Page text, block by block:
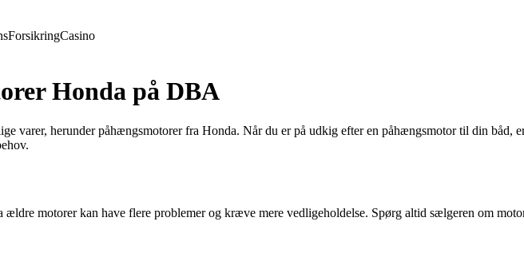
ForsikringCasino
Honda på DBA
varer, herunder påhængsmotorer fra Honda. Når du er på udkig efter en påhængsmotor til din båd,
ældre motorer kan have flere problemer og kræve mere vedligeholdelse. Spørg altid sælgeren om